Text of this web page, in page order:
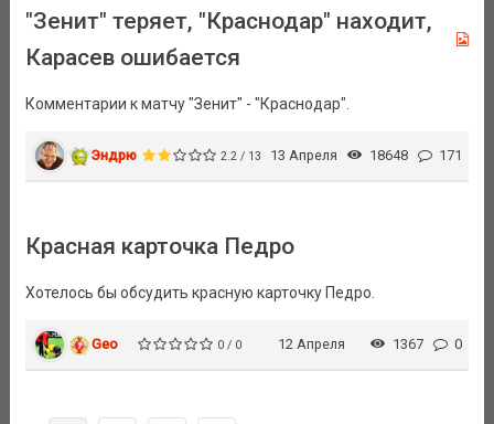
"Зенит" теряет, "Краснодар" находит,
Карасев ошибается
Комментарии к матчу "Зенит" - "Краснодар".
Эндрю 2.2 / 13 13 Апреля 18648 171
Красная карточка Педро
Хотелось бы обсудить красную карточку Педро.
Geo 0 / 0 12 Апреля 1367 0